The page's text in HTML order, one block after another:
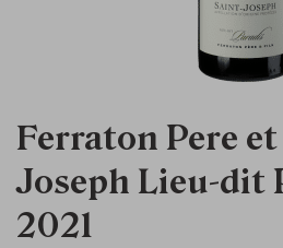
Ferraton Pere
Joseph Lieu-dit
2021